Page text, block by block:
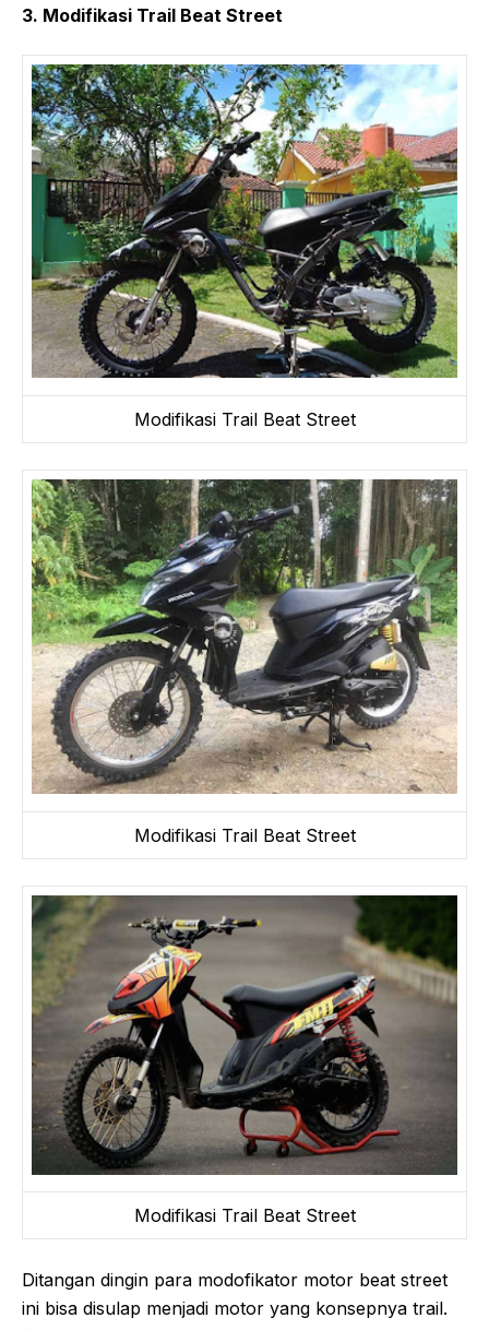
3. Modifikasi Trail Beat Street
Modifikasi Trail Beat Street
Modifikasi Trail Beat Street
Modifikasi Trail Beat Street
Ditangan dingin para modofikator motor beat street
ini bisa disulap menjadi motor yang konsepnya trail.